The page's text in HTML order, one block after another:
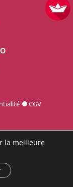
CGV
la meilleure